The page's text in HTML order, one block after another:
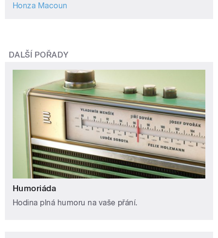
Honza Macoun
DALŠÍ POŘADY
Humoriáda
Hodina plná humoru na vaše přání.